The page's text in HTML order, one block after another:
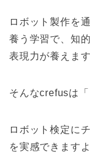
ロボット製作を
養う学習で、知
表現力が養えます
そんなcrefusは
ロボット検定に
を実感できますよ